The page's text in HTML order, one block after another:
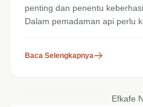
penting dan penentu
Dalam pemadaman api perlu
Baca Selengkapnya
Efkafe